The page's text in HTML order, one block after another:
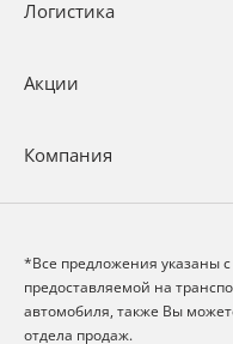
Логистика
Акции
Компания
*Все предложения указаны
предоставляемой на
автомобиля, также Вы
отдела продаж.